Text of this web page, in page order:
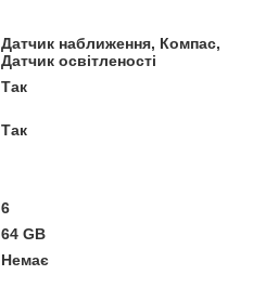
Датчик наближення, Компас,
Датчик освітленості
Так
Так
6
64 GB
Немає